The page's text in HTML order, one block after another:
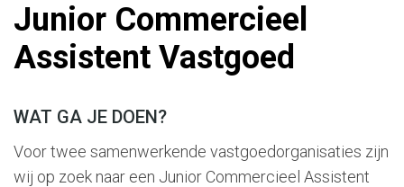
Junior Commercieel
Assistent Vastgoed
WAT GA JE DOEN?
Voor twee samenwerkende vastgoedorganisaties zijn
wij op zoek naar een Junior Commercieel Assistent